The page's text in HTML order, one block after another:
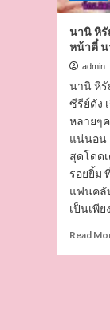
นานิ หิ
หน้าตี๋
admin
นานิ หิ
ซีรีย์ดัง
หลายๆ
แน่นอน
สุดโดด
รอยยิ้ม
แฟนคลั
เป็นเพีย
Read